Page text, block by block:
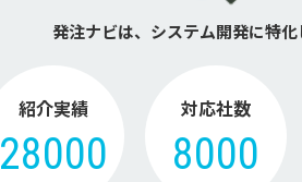
発注ナビは、システム開発に特化
紹介実績
28000
対応社数
8000